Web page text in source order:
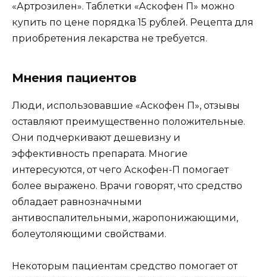
«Артрозилен». Таблетки «Аскофен П» можно
купить по цене порядка 15 рублей. Рецепта для
приобретения лекарства не требуется.
Мнения пациентов
Люди, использовавшие «Аскофен П», отзывы
оставляют преимущественно положительные.
Они подчеркивают дешевизну и
эффективность препарата. Многие
интересуются, от чего Аскофен-П помогает
более выражено. Врачи говорят, что средство
обладает равнозначными
антивоспалительными, жаропонижающими,
болеутоляющими свойствами.
Некоторым пациентам средство помогает от